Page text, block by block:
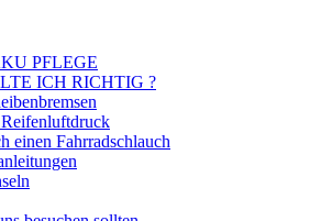
PFLEGE
ICH RICHTIG ?
einen Fahrradschlauch